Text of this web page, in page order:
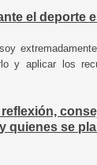
el deporte
y aplicar los
quienes se